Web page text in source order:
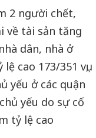
2 người chết,
về tài sản tăng
dân, nhà ở
cao 173/351 vụ,
yếu ở các quận
yếu do sự cố
tỷ lệ cao